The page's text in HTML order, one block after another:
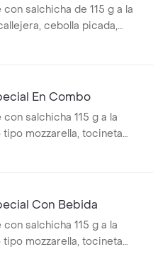
salchicha de 115 g a la
cebolla picada,
de tomate y mostaza
En Combo
salchicha 115 g a la
tipo mozzarella, tocineta
cebolla picada,
PET
Con Bebida
salchicha 115 g a la
tipo mozzarella, tocineta